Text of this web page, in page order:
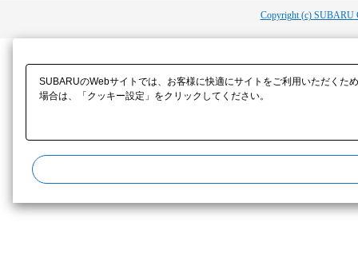
Copyright (c) SUBARU
SUBARUのWebサイトでは、お客様に快適にサイトをご利用いただく
場合は、「クッキー設定」をクリックしてください。​